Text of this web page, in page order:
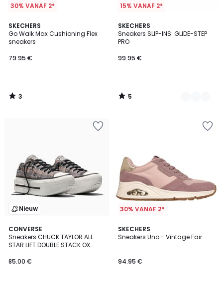
30% VANAF 2*
SKECHERS
Go Walk Max Cushioning Flex
sneakers
79.95 €
3
/
5
3
/
15% VANAF 2*
SKECHERS
Sneakers SLIP-INS: GLIDE-STEP
PRO
99.95 €
5
/
5
2
Kleuren
5
/
Nieuw
CONVERSE
Sneakers CHUCK TAYLOR ALL
STAR LIFT DOUBLE STACK OX
85.00 €
30% VANAF 2*
SKECHERS
Sneakers Uno - Vintage Fair
94.95 €